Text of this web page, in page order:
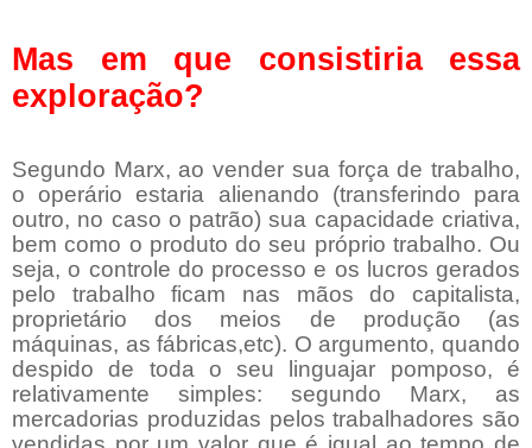
Mas em que consistiria essa
exploração?
Segundo Marx, ao vender sua força de trabalho,
o operário estaria alienando (transferindo para
outro, no caso o patrão) sua capacidade criativa,
bem como o produto do seu próprio trabalho. Ou
seja, o controle do processo e os lucros gerados
pelo trabalho ficam nas mãos do capitalista,
proprietário dos meios de produção (as
máquinas, as fábricas,etc). O argumento, quando
despido de toda o seu linguajar pomposo, é
relativamente simples: segundo Marx, as
mercadorias produzidas pelos trabalhadores são